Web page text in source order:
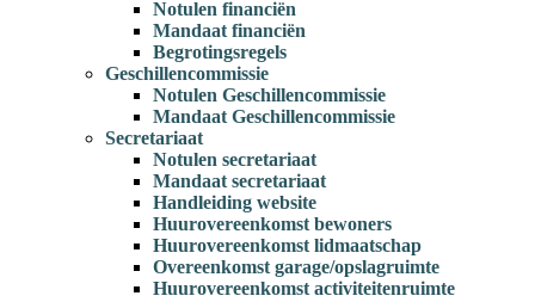
Notulen financiën
Mandaat financiën
Begrotingsregels
Geschillencommissie
Notulen Geschillencommissie
Mandaat Geschillencommissie
Secretariaat
Notulen secretariaat
Mandaat secretariaat
Handleiding website
Huurovereenkomst bewoners
Huurovereenkomst lidmaatschap
Overeenkomst garage/opslagruimte
Huurovereenkomst activiteitenruimte